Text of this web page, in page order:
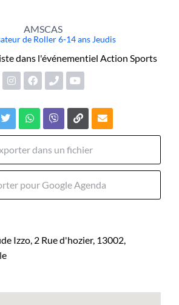
AMSCAS
de Roller 6-14 ans Jeudis
dans l'événementiel Action Sports
dans un fichier
pour Google Agenda
Izzo, 2 Rue d'hozier, 13002,